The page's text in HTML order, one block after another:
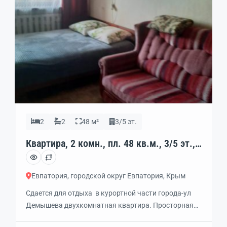
2 2 48 м² 3/5 эт.
Квартира, 2 комн., пл. 48 кв.м., 3/5 эт.,
код: 453665
Евпатория, городской округ Евпатория, Крым
Сдается для отдыха в курортной части города-ул
Демышева двухкомнатная квартира. Просторная